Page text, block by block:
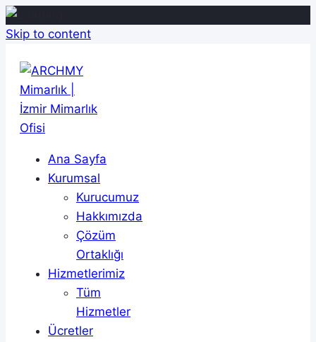
Skip to content
Ana Sayfa
Kurumsal
Kurucumuz
Hakkımızda
Çözüm
Ortaklığı
Hizmetlerimiz
Tüm
Hizmetler
Ücretler